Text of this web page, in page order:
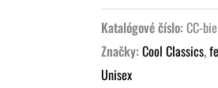
Katalógové číslo: CC-
Značky: Cool Classics,
Unisex